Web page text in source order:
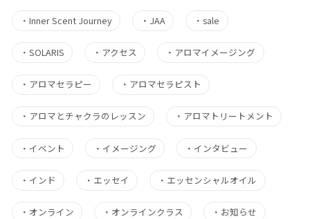
・ Inner Scent Journey ・ JAA ・sale
・ SOLARIS ・ アクセス ・ アロマイメージング
・ アロマセラピー ・ アロマセラピスト
・ アロマとチャクラのレッスン ・ アロマトリートメント
・ イベント ・ イメージング ・ インタビュー
・ インド ・ エッセイ ・ エッセンシャルオイル
・ オンライン ・ オンラインクラス ・ お知らせ